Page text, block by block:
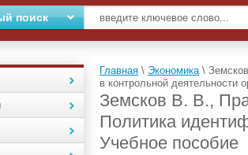
поиск
Главная \ Экономика\
в контрольной деятельности
Земсков В. В.,
Политика
Учебное пособие